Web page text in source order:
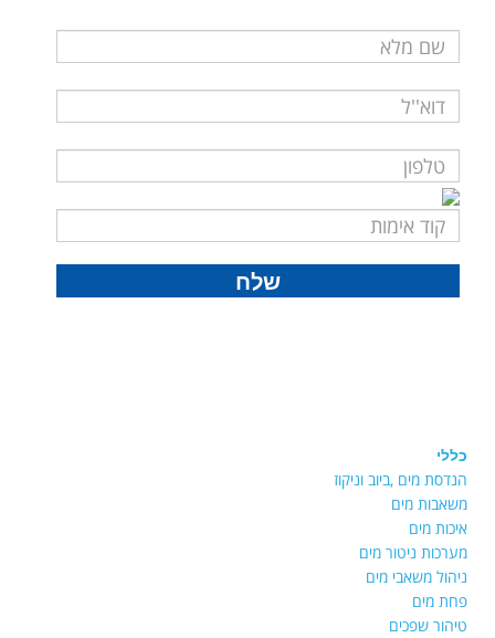
שלח
כללי
הנדסת מים ,ביוב וניקוז
משאבות מים
איכות מים
מערכות ניטור מים
ניהול משאבי מים
פחת מים
טיהור שפכים